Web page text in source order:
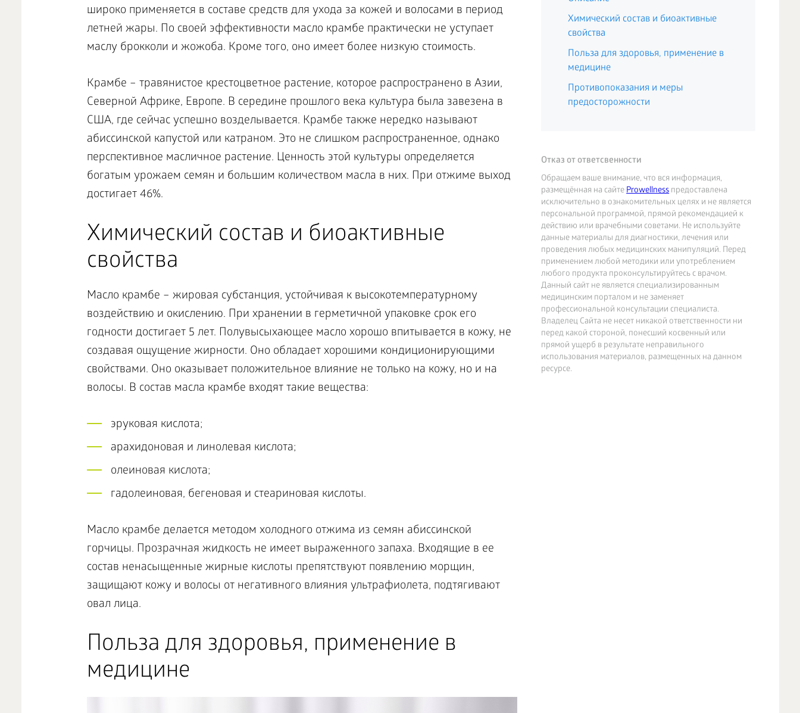
Химический состав и биоактивные
свойства
Польза для здоровья, применение в
медицине
Противопоказания и меры
предосторожности
Отказ от ответсвенности
Обращаем ваше внимание, что вся информация,
размещённая на сайтеProwellnessпредоставлена
исключительно в ознакомительных целях и не является
персональной программой, прямой рекомендацией к
действию или врачебными советами. Не используйте
данные материалы для диагностики, лечения или
проведения любых медицинских манипуляций. Перед
применением любой методики или употреблением
любого продукта проконсультируйтесь с врачом.
Данный сайт не является специализированным
медицинским порталом и не заменяет
профессиональной консультации специалиста.
Владелец Сайта не несет никакой ответственности ни
перед какой стороной, понесший косвенный или
прямой ущерб в результате неправильного
использования материалов, размещенных на данном
ресурсе.
широко применяется в составе средств для ухода за кожей и волосами в период
летней жары. По своей эффективности масло крамбе практически не уступает
маслу брокколи и жожоба. Кроме того, оно имеет более низкую стоимость.
Крамбе – травянистое крестоцветное растение, которое распространено в Азии,
Северной Африке, Европе. В середине прошлого века культура была завезена в
США, где сейчас успешно возделывается. Крамбе также нередко называют
абиссинской капустой или катраном. Это не слишком распространенное, однако
перспективное масличное растение. Ценность этой культуры определяется
богатым урожаем семян и большим количеством масла в них. При отжиме выход
достигает 46%.
Химический состав и биоактивные
свойства
Масло крамбе – жировая субстанция, устойчивая к высокотемпературному
воздействию и окислению. При хранении в герметичной упаковке срок его
годности достигает 5 лет. Полувысыхающее масло хорошо впитывается в кожу, не
создавая ощущение жирности. Оно обладает хорошими кондиционирующими
свойствами. Оно оказывает положительное влияние не только на кожу, но и на
волосы. В состав масла крамбе входят такие вещества:
эруковая кислота;
арахидоновая и линолевая кислота;
олеиновая кислота;
гадолеиновая, бегеновая и стеариновая кислоты.
Масло крамбе делается методом холодного отжима из семян абиссинской
горчицы. Прозрачная жидкость не имеет выраженного запаха. Входящие в ее
состав ненасыщенные жирные кислоты препятствуют появлению морщин,
защищают кожу и волосы от негативного влияния ультрафиолета, подтягивают
овал лица.
Польза для здоровья, применение в
медицине